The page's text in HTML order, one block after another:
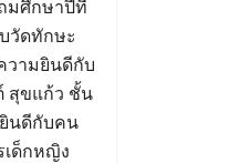
มศึกษาปีที่
วัดทักษะ
วามยินดีกับ
สุขแก้ว ชั้น
นดีกับคน
เด็กหญิง